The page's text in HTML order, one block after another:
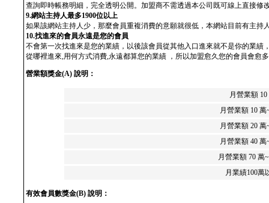
查詢即時帳務明細，完全透明公開。加盟商不需透過本公司既可線上直接修
9.網站主持人最多1900位以上
如果該網站主持人少，那麼會員重複消費的意願就很低，本網站目前有主
10.找進來的會員永遠是您的會員
不會第一次找進來是您的業績，以後該會員從其他入口進來就不是你的業
從哪裡進來,用何方式消費,永遠都算您的業績 ，所以加盟愈久您的會員會愈
營業額獎金(A) 說明：
月營業額
月營業額 10
月營業額 20
月營業額 40
月營業額 70 萬
月業績100萬
有效會員數獎金(B) 說明：